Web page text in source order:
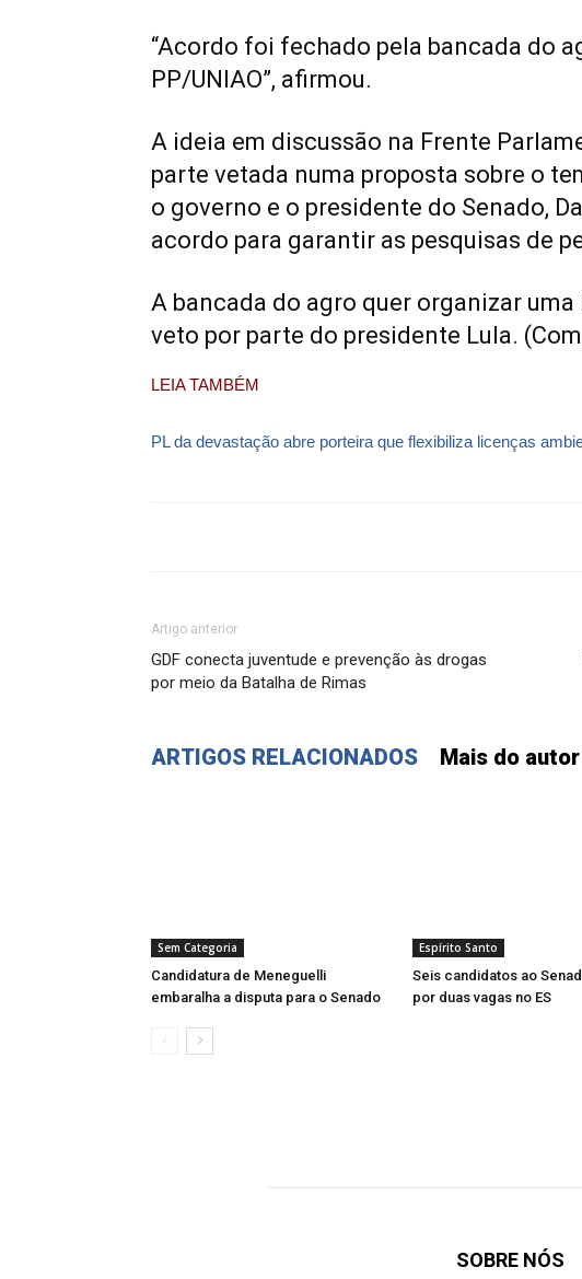
“Acordo foi fechado pela bancada do
PP/UNIAO”, afirmou.
A ideia em discussão na Frente
parte vetada numa proposta sobre o
o governo e o presidente do Senado,
acordo para garantir as pesquisas de
A bancada do agro quer organizar
veto por parte do presidente Lula.
LEIA TAMBÉM
PL da devastação abre porteira que flexibiliza licenças
Artigo anterior
GDF conecta juventude e prevenção às drogas
por meio da Batalha de Rimas
ARTIGOS RELACIONADOS Mais do autor
Sem Categoria
Candidatura de Meneguelli
embaralha a disputa para o Senado
Espírito Santo
Seis candidatos ao
por duas vagas no ES
SOBRE NÓS